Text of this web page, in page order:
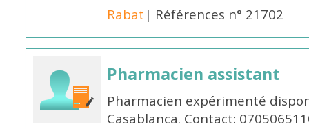
Rabat | Références n° 21702
Pharmacien assistant
Pharmacien expérimenté
Casablanca. Contact: